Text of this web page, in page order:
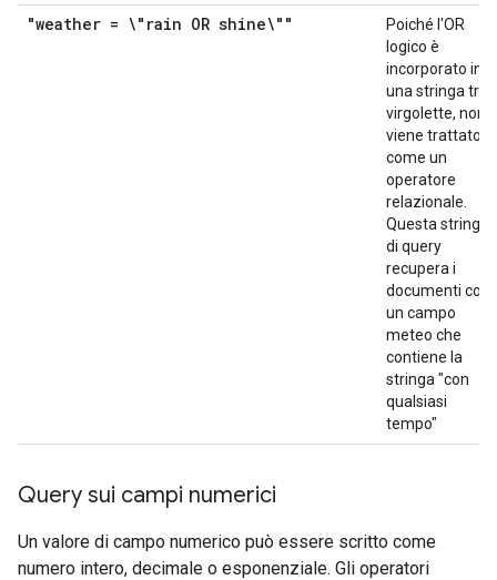
"weather = \"rain OR shine\""
Poiché l'OR
logico è
incorporato in
una stringa tra
virgolette, non
viene trattato
come un
operatore
relazionale.
Questa stringa
di query
recupera i
documenti con
un campo
meteo che
contiene la
stringa "con
qualsiasi
tempo"
Query sui campi numerici
Un valore di campo numerico può essere scritto come
numero intero, decimale o esponenziale. Gli operatori